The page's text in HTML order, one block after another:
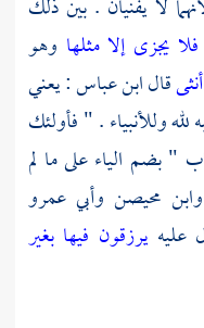
لا يفنيان . بين ذلك
فلا يجزى إلا مثلها وهو
قالابن عباس: يعني
وللأنبياء . " فأولئك
" بضم الياء على ما لم
وابن محيصن وأبي عمرو
عليهيرزقون فيها بغير